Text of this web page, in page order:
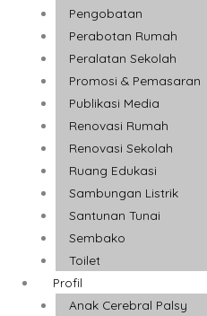
Pengobatan
Perabotan Rumah
Peralatan Sekolah
Promosi & Pemasaran
Publikasi Media
Renovasi Rumah
Renovasi Sekolah
Ruang Edukasi
Sambungan Listrik
Santunan Tunai
Sembako
Toilet
Profil
Anak Cerebral Palsy